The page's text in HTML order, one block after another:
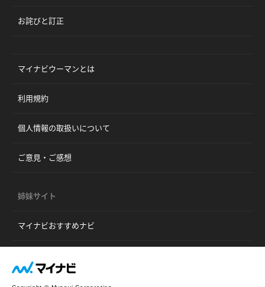
お詫びと訂正
マイナビウーマンとは
利用規約
個人情報の取扱いについて
ご意見・ご感想
姉妹サイト
マイナビおすすめナビ